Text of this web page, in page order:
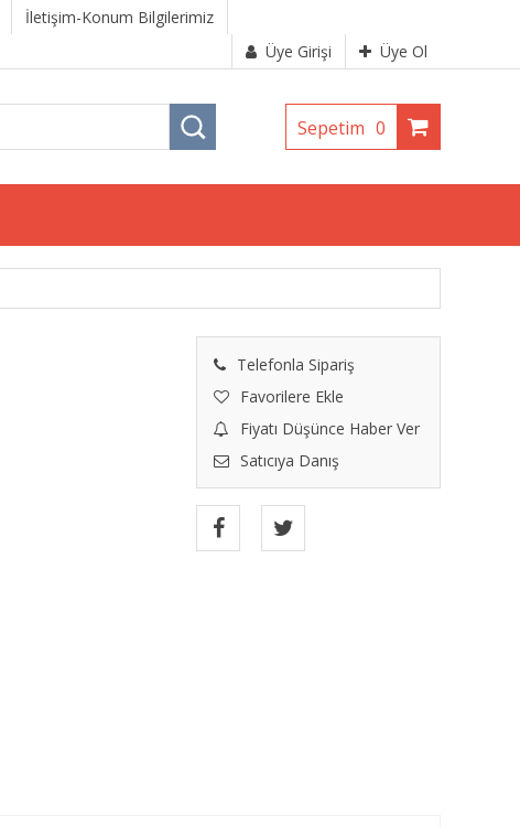
İletişim-Konum Bilgilerimiz
Üye Girişi
Üye Ol
Sepetim 0
Telefonla Sipariş
Favorilere Ekle
Fiyatı Düşünce Haber Ver
Satıcıya Danış